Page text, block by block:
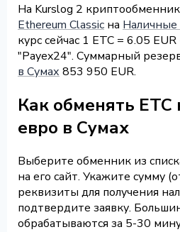
На Kurslog 2
Ethereum Classic на Наличные
курс сейчас 1 ETC = 6.05
"Payex24". Суммарный
в Сумах 853 950 EUR.
Как обменять
евро в Сумах
Выберите обменник из
на его сайт. Укажите сумму
реквизиты для получения
подтвердите заявку.
обрабатываются за 5-30